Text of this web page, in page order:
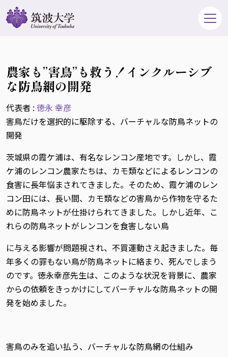
農家も”害鳥”も救う！インクルーシブ
な防鳥網の開発
代表者 : 徳永 幸彦
害鳥だけを選択的に駆除する、バーチャルな防鳥ネットの
開発
茨城県の霞ケ浦は、有名なレンコン産地です。しかし、霞
ケ浦のレンコン農家たちは、カモ類などによるレンコンの
食害に長年悩まされてきました。そのため、霞ケ浦のレン
コン田には、長い間、カモ類などの害鳥から作物を守るた
めに防鳥ネットが仕掛けられてきました。しかし近年、こ
れらの防鳥ネットがレンコンを食害しない鳥
に与える影響が問題視され、不買運動さえ起きました。毎
年多くの罪もない鳥が防鳥ネットに絡まり、死んでしまう
のです。徳永幸彦先生は、このような状況を背景に、農家
からの依頼をきっかけにしてバーチャルな防鳥ネットの開
発を始めました。
害鳥のみを追い払う、バーチャルな防鳥網の仕組み